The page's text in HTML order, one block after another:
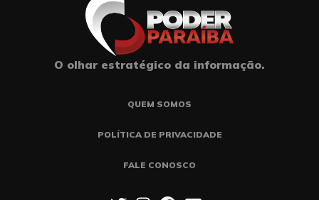
O olhar estratégico da informação.
QUEM SOMOS
POLÍTICA DE PRIVACIDADE
FALE CONOSCO